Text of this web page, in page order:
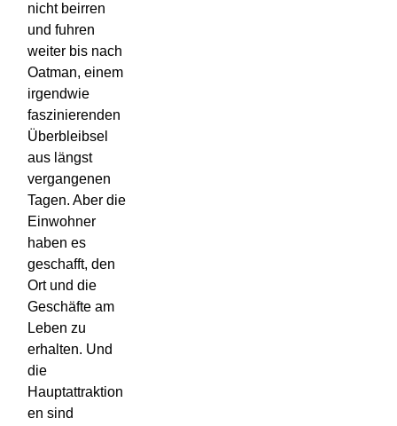
nicht beirren
und fuhren
weiter bis nach
Oatman, einem
irgendwie
faszinierenden
Überbleibsel
aus längst
vergangenen
Tagen. Aber die
Einwohner
haben es
geschafft, den
Ort und die
Geschäfte am
Leben zu
erhalten. Und
die
Hauptattraktion
en sind